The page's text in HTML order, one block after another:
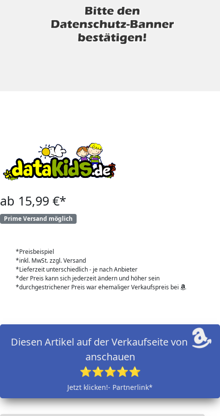
ab 15,99 €*
Prime Versand möglich
*Preisbeispiel
*inkl. MwSt. zzgl. Versand
*Lieferzeit unterschiedlich - je nach Anbieter
*der Preis kann sich jederzeit ändern und höher sein
*durchgestrichener Preis war ehemaliger Verkaufspreis bei
Diesen Artikel auf der Verkaufseite von
anschauen
⭐⭐⭐⭐⭐
Jetzt klicken!- Partnerlink*